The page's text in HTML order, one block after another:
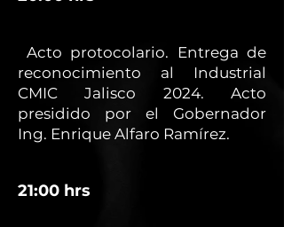
Acto protocolario. Entrega de
reconocimiento al Industrial
CMIC Jalisco 2024. Acto
presidido por el Gobernador
Ing. Enrique Alfaro Ramírez.
21:00 hrs